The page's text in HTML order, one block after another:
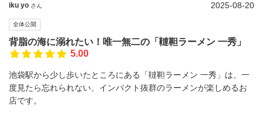
iku yo さん 2025-08-20
全体公開
背脂の海に溺れたい！唯一無二の「韃靼ラーメン 一秀」
5.00
池袋駅から少し歩いたところにある「韃靼ラーメン 一秀」は、一
度見たら忘れられない、インパクト抜群のラーメンが楽しめるお
店です。